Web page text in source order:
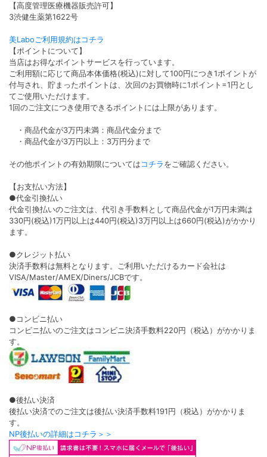
【高度管理医療機器販売許可】
3渋健生薬第1622号
美Laboご利用規約はコチラ
【ポイントについて】
当店はお得なポイントサービスを行っています。
ご利用額に応じて商品本体価格(税込)に対して100円につき1ポイントが
付与され、貯まったポイントは、次回のお買物時に1ポイント=1円とし
てご使用いただけます。
1回のご注文につき使用できるポイントには上限があります。
・商品代金が3万円未満：商品代金分まで
・商品代金が3万円以上：3万円分まで
その他ポイントの有効期限についてはコチラをご確認ください。
【お支払い方法】
●代金引換払い
代金引換払いのご注文は、代引き手数料として商品代金が1万円未満は
330円(税込)1万円以上は440円(税込)3万円以上は660円(税込)がかかり
ます。
●クレジット払い
決済手数料は無料となります。ご利用いただけるカード会社は
VISA/Master/AMEX/Diners/JCBです。
●コンビニ払い
コンビニ払いのご注文はコンビニ決済手数料220円（税込）がかかりま
す。
●後払い決済
後払い決済でのご注文は後払い決済手数料191円（税込）がかかりま
す。
NP後払いの詳細はコチラ＞＞